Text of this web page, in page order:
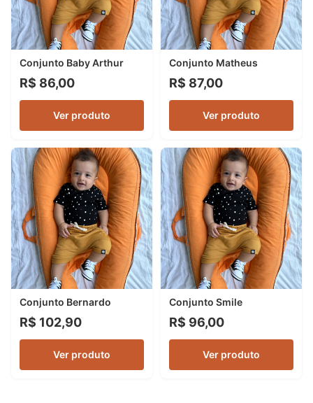
Conjunto Baby Arthur
R$ 86,00
Ver produto
Conjunto Matheus
R$ 87,00
Ver produto
Conjunto Bernardo
R$ 102,90
Ver produto
Conjunto Smile
R$ 96,00
Ver produto